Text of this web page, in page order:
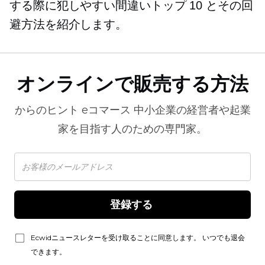
する際に犯しやすい間違いトップ 10 とその回
避方法を紹介します。
オンラインで販売する方法
からのヒント eコマース 中小企業の経営者や起業
家を目指す人のための専門家。
Ecwidニュースレターを受け取ることに同意します。 いつでも退会
できます。